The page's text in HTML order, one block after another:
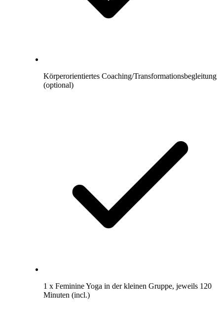
Körperorientiertes Coaching/Transformationsbegleitung
(optional)
1 x Feminine Yoga in der kleinen Gruppe, jeweils 120
Minuten (incl.)